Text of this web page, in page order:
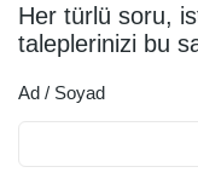
Haber
Arşivi
Haberleri
Her türlü soru,
taleplerinizi bu
Ad / Soyad